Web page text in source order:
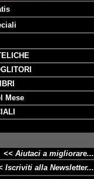
Mese
<< Aiutaci a migliorare...
Iscriviti alla Newsletter...